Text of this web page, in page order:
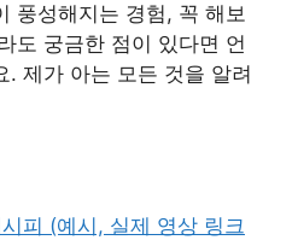
풍성해지는 경험, 꼭 해보
도 궁금한 점이 있다면 언
. 제가 아는 모든 것을 알려
피 (예시, 실제 영상 링크